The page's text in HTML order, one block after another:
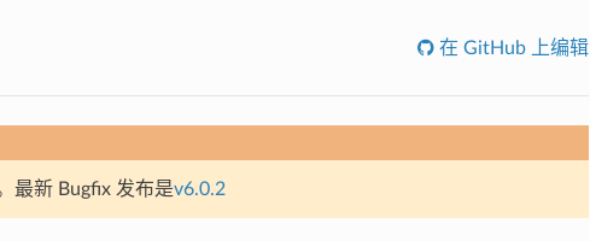
在 GitHub 上编辑
最新 Bugfix 发布是v6.0.2